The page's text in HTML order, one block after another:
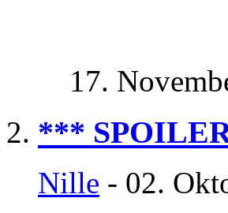
17.
***
Nille - 02.